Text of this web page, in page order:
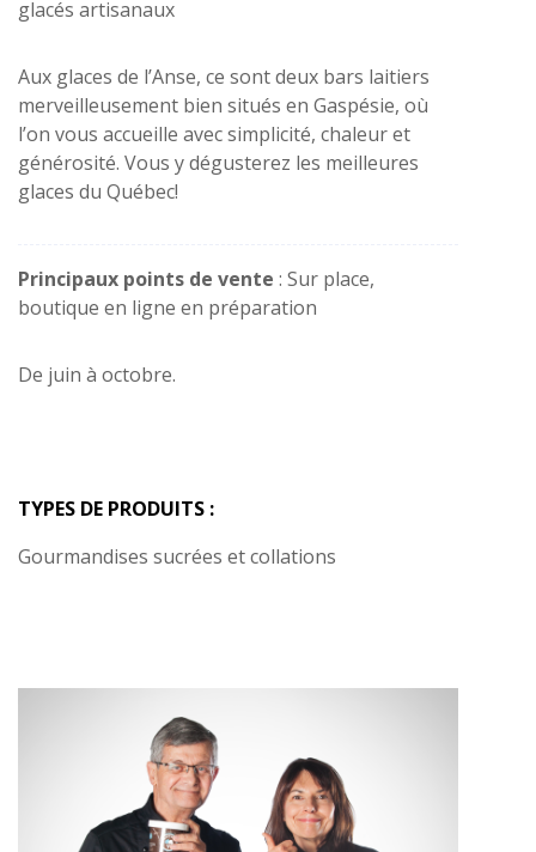
glacés artisanaux
Aux glaces de l’Anse, ce sont deux bars laitiers
merveilleusement bien situés en Gaspésie, où
l’on vous accueille avec simplicité, chaleur et
générosité. Vous y dégusterez les meilleures
glaces du Québec!
Principaux points de vente : Sur place,
boutique en ligne en préparation
De juin à octobre.
TYPES DE PRODUITS :
Gourmandises sucrées et collations